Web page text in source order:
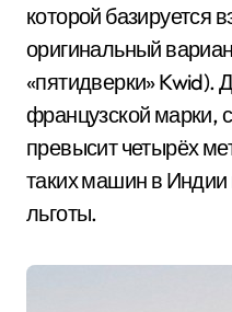
которой базируется
оригинальный
«пятидверки» Kwid).
французской марки,
превысит четырёх
таких машин в
льготы.